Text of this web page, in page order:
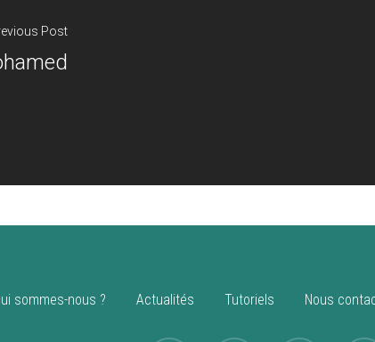
Post
sommes-nous ? Actualités Tutoriels Nous